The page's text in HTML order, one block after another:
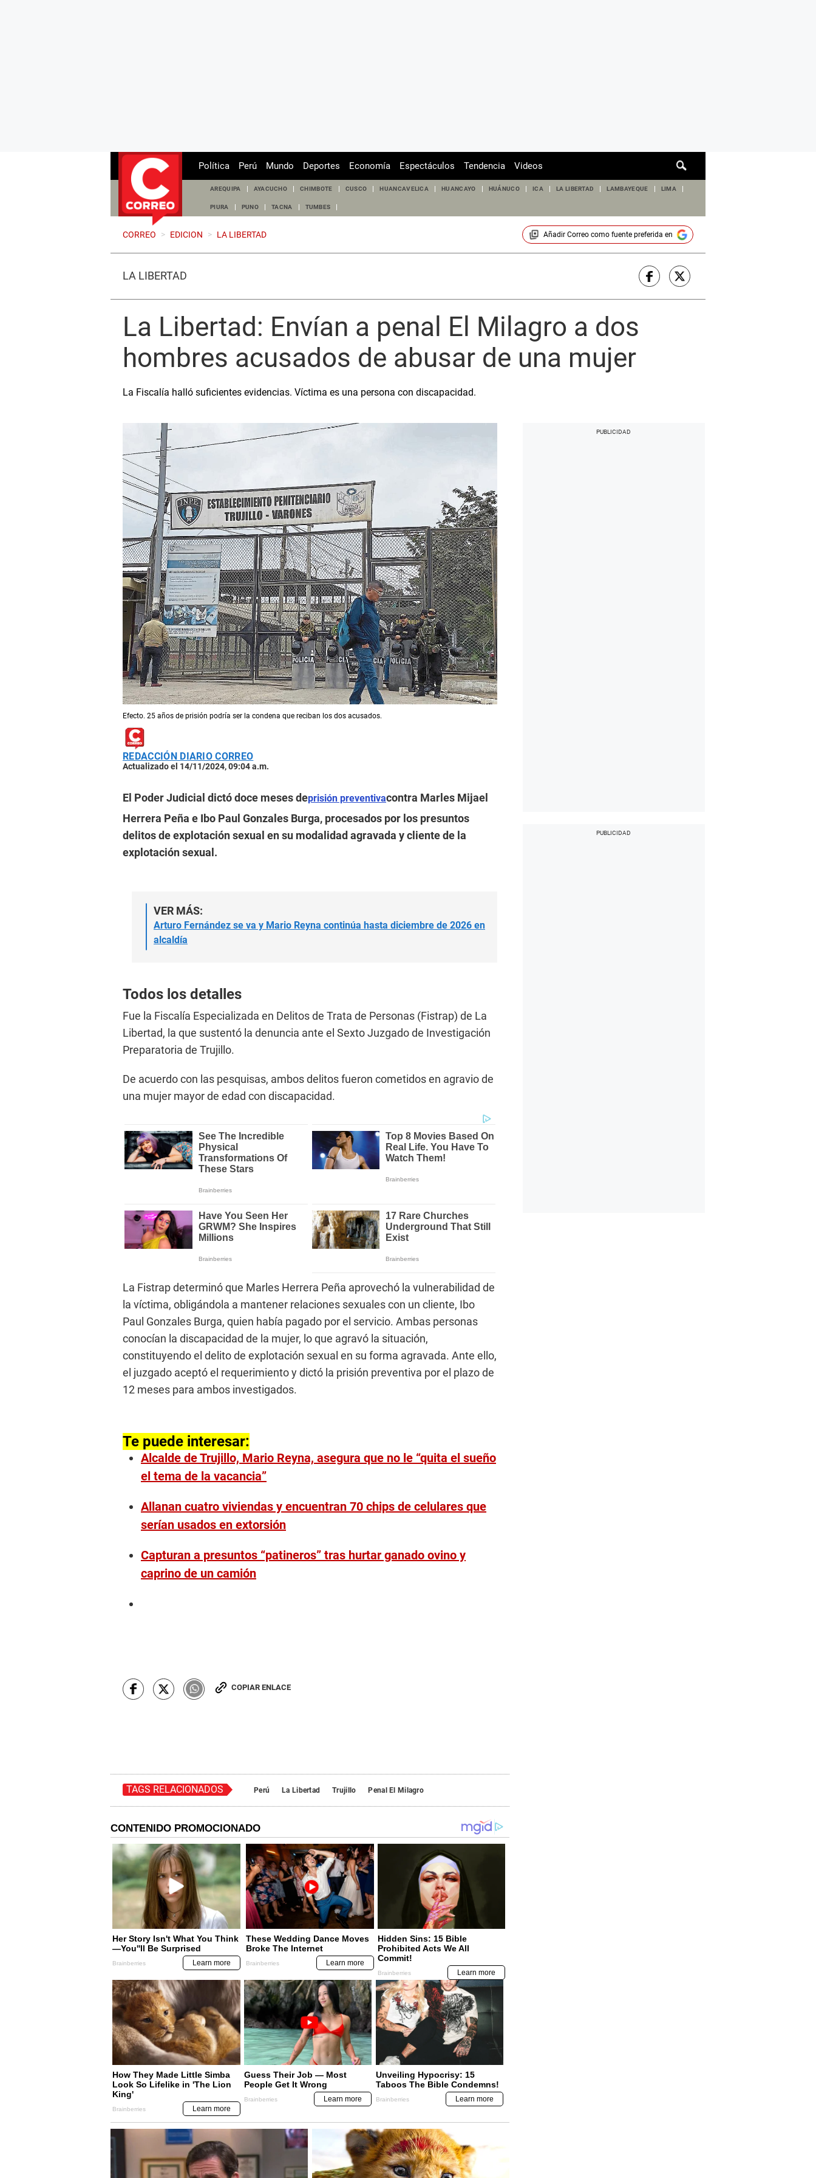
de
Política Perú Mundo Deportes Economía Espectáculos Tendencia Videos
AREQUIPA AYACUCHO CHIMBOTE CUSCO HUANCAVELICA HUANCAYO HUÁNUCO ICA LA LIBERTAD LAMBAYEQUE LIMA
PIURA PUNO TACNA TUMBES
CORREO > EDICION > LA LIBERTAD Añadir Correocomo fuente preferida en
LA LIBERTAD
La Libertad: Envían a penal El Milagro a dos
hombres acusados de abusar de una mujer
La Fiscalía halló suficientes evidencias. Víctima es una persona con discapacidad.
Efecto. 25 años de prisión podría ser la condena que reciban los dos acusados.
REDACCIÓN DIARIO CORREO
Actualizado el 14/11/2024, 09:04 a.m.
El Poder Judicial dictó doce meses deprisión preventivacontra Marles Mijael
Herrera Peña e Ibo Paul Gonzales Burga, procesados por los presuntos
delitos de explotación sexual en su modalidad agravada y cliente de la
explotación sexual.
VER MÁS:
Arturo Fernández se va y Mario Reyna continúa hasta diciembre de 2026 en
alcaldía
Todos los detalles
Fue la Fiscalía Especializada en Delitos de Trata de Personas (Fistrap) de La
Libertad, la que sustentó la denuncia ante el Sexto Juzgado de Investigación
Preparatoria de Trujillo.
De acuerdo con las pesquisas, ambos delitos fueron cometidos en agravio de
una mujer mayor de edad con discapacidad.
La Fistrap determinó que Marles Herrera Peña aprovechó la vulnerabilidad de
la víctima, obligándola a mantener relaciones sexuales con un cliente, Ibo
Paul Gonzales Burga, quien había pagado por el servicio. Ambas personas
conocían la discapacidad de la mujer, lo que agravó la situación,
constituyendo el delito de explotación sexual en su forma agravada. Ante ello,
el juzgado aceptó el requerimiento y dictó la prisión preventiva por el plazo de
12 meses para ambos investigados.
Te puede interesar:
Alcalde de Trujillo, Mario Reyna, asegura que no le “quita el sueño
el tema de la vacancia”
Allanan cuatro viviendas y encuentran 70 chips de celulares que
serían usados en extorsión
Capturan a presuntos “patineros” tras hurtar ganado ovino y
caprino de un camión
COPIAR ENLACE
TAGS RELACIONADOS Perú La Libertad Trujillo Penal El Milagro